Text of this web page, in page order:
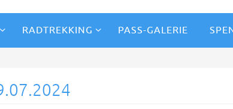
RADTREKKING PASS-GALERIE